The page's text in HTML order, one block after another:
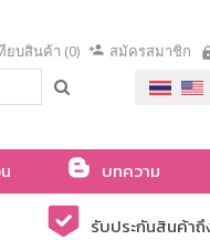
ยบสินค้า (0) สมัครสมาชิก
บทความ
รับประกันสินค้า